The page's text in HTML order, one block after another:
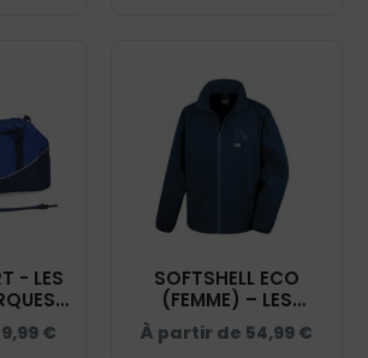
- LES
-
€
SOFTSHELL ECO
(FEMME) – LES
GRANDES MARQUES -
NAVY - R231F
À partir de 54,99 €